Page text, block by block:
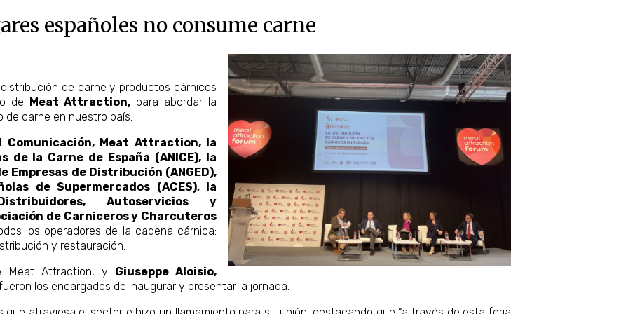
españoles no consume carne
de carne y productos cárnicos
de Meat Attraction,para abordar la
carne en nuestro país.
Meat Attraction, la
de la Carne de España (ANICE), la
Empresas de Distribución (ANGED),
de Supermercados (ACES), la
Autoservicios y
de Carniceros y Charcuteros
los operadores de la cadena cárnica:
y restauración.
Meat Attraction, y Giuseppe Aloisio,
los encargados de inaugurar y presentar la jornada.